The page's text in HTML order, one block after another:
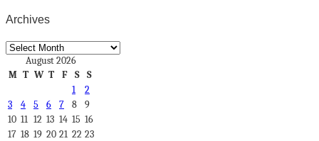
Archives
Archives
August 2026
M T W T F S
S
1
2
3
4 5 6 7 8
9
10 11 12 13 14 15 16
17 18 19 20 21 22 23